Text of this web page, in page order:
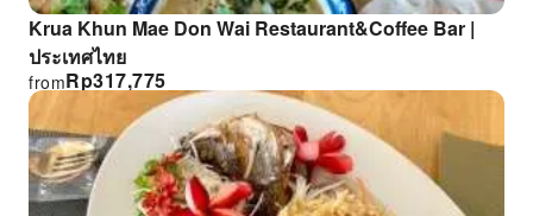
Krua Khun Mae Don Wai Restaurant&Coffee Bar |
ประเทศไทย
Rp317,775
from